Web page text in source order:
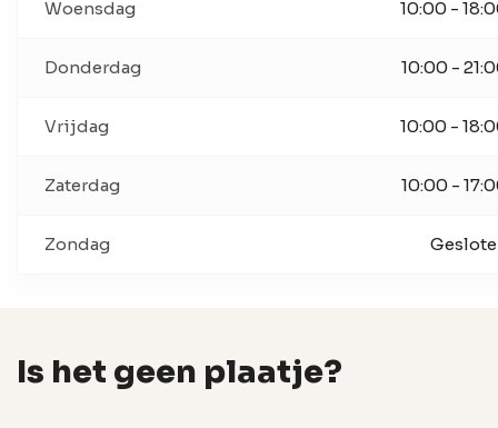
Woensdag 10:00 -
Donderdag 10:00 -
Vrijdag 10:00 -
Zaterdag 10:00 -
Zondag
Is het geen plaatje?